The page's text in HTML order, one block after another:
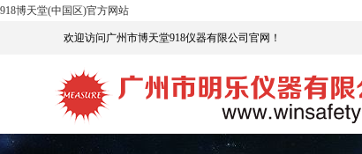
918博天堂(中国区)官方网站
欢迎访问广州市博天堂918仪器有限公司官网！